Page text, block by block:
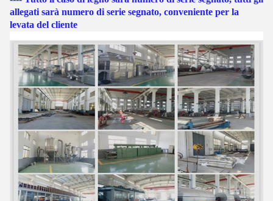
allegati sarà numero di serie segnato, conveniente per la
levata del cliente